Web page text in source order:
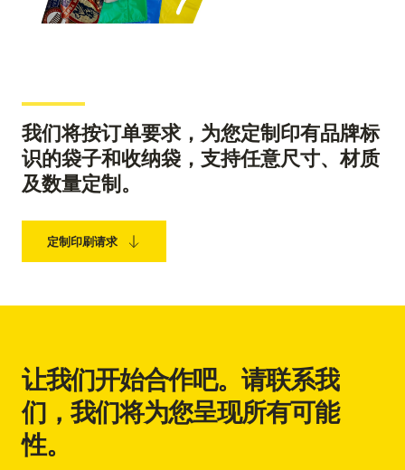
我们将按订单要求，为您定制印有品牌标
识的袋子和收纳袋，支持任意尺寸、材质
及数量定制。
定制印刷请求
让我们开始合作吧。请联系我
们，我们将为您呈现所有可能
性。